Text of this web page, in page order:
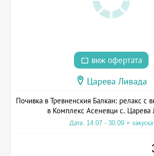
виж офертата
Царева Ливада
Почивка в Тревненския Балкан: релакс с
в Комплекс Асеневци с. Царева
Дата: 14.07 - 30.09 + закуска